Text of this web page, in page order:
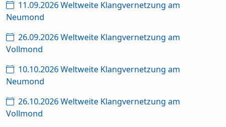
11.09.2026 Weltweite Klangvernetzung am
Neumond
26.09.2026 Weltweite Klangvernetzung am
Vollmond
10.10.2026 Weltweite Klangvernetzung am
Neumond
26.10.2026 Weltweite Klangvernetzung am
Vollmond